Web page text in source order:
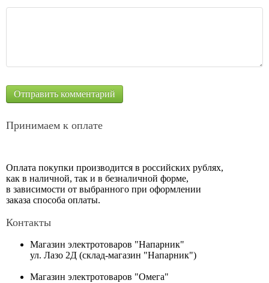
Принимаем к оплате
Оплата покупки производится в российских рублях,
как в наличной, так и в безналичной форме,
в зависимости от выбранного при оформлении
заказа способа оплаты.
Контакты
Магазин электротоваров "Напарник"
ул. Лазо 2Д (склад-магазин "Напарник")
Магазин электротоваров "Омега"